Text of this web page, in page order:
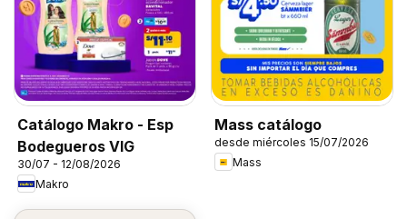
Catálogo Makro - Esp
Bodegueros VIG
30/07 - 12/08/2026
Makro
Mass catálogo
desde miércoles 15/07/2026
Mass